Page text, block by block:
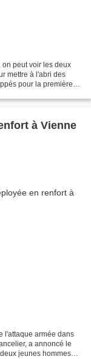
peut voir les deux
mettre à l'abri des
pour la première
à Vienne
l'attaque armée dans
a annoncé le
jeunes hommes